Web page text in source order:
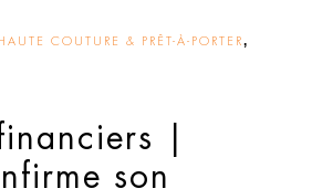
COUTURE & PRÊT-À-PORTER,
|
son